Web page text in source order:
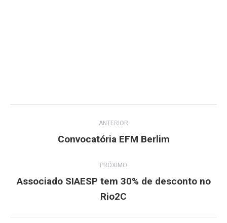
ANTERIOR
Post
Convocatória EFM Berlim
PRÓXIMO
post:
Associado SIAESP tem 30% de desconto no
Rio2C